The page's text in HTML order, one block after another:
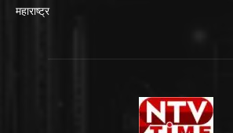
महाराष्ट्र